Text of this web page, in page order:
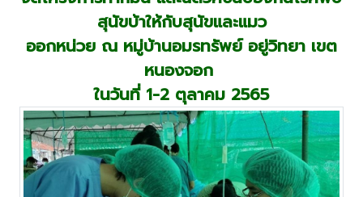
สุนัขบ้าให้กับสุนัขและแมว
ออกหน่วย ณ หมู่บ้านอมรทรัพย์ อยู่วิทยา เขต
หนองจอก
ในวันที่ 1-2 ตุลาคม 2565